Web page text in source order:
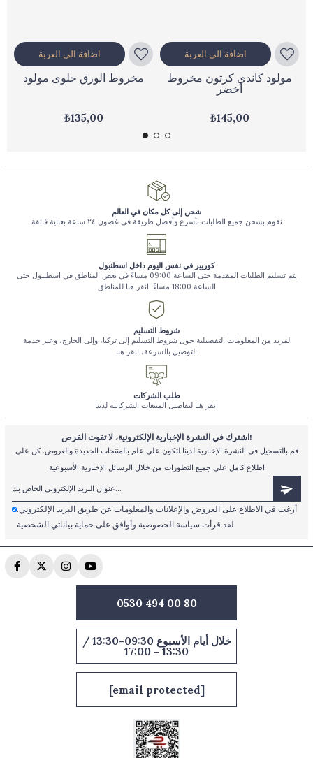
مخروط الورق حلوى مولود
₺135,00
اضافة الى العربة
مولود كاندي كرتون مخروط
أخضر
₺145,00
اضافة الى العربة
شحن إلى كل مكان في العالم
نقوم بشحن جميع الطلبات بأسرع وأفضل طريقة في غضون ٢٤ ساعة بعناية فائقة
كوريير في نفس اليوم داخل اسطنبول
يتم تسليم الطلبات المقدمة حتى الساعة 09:00 مساءً في بعض المناطق في اسطنبول حتى
الساعة 18:00 مساءً. انقر هنا للمناطق
شروط التسليم
لمزيد من المعلومات التفصيلية حول شروط التسليم إلى تركيا، وإلى الخارج، وعبر خدمة
التوصيل بالسرعة، انقر هنا
طلب الشركات
انقر هنا لتفاصيل المبيعات الشركاتية لدينا
اشترك في النشرة الإخبارية الإلكترونية، لا تفوت الفرص!
قم بالتسجيل في النشرة الإخبارية لدينا لتكون على علم بالمنتجات الجديدة والعروض. كن على
اطلاع كامل على جميع التطورات من خلال الرسائل الإخبارية الأسبوعية
أرغب في الاطلاع على العروض والإعلانات والمعلومات عن طريق البريد الإلكتروني.
لقد قرأت سياسة الخصوصية وأوافق على حماية بياناتي الشخصية
0530 494 00 80
خلال أيام الأسبوع 09:30-13:30 /
13:30 - 17:00
[email protected]